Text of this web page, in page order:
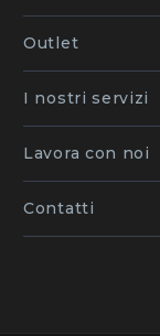
Outlet
I nostri servizi
Lavora con noi
Contatti